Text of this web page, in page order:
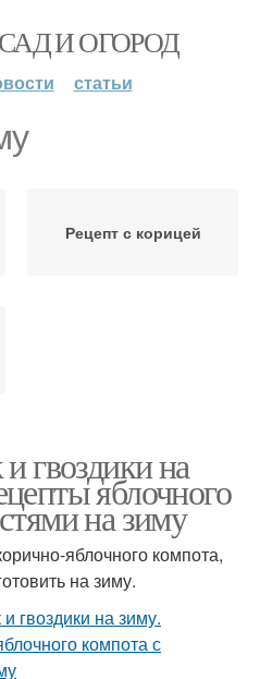
И ОГОРОД
статьи
Рецепт с корицей
гвоздики на
яблочного
на зиму
яблочного компота,
на зиму.